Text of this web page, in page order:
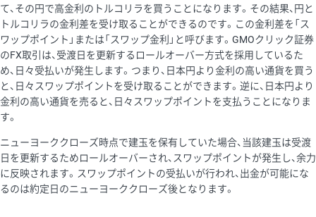
て、その円で高金利のトルコリラを買うことになります。その結果、円と
トルコリラの金利差を受け取ることができるのです。この金利差を「ス
ワップポイント」または「スワップ金利」と呼びます。GMOクリック証券
のFX取引は、受渡日を更新するロールオーバー方式を採用しているた
め、日々受払いが発生します。つまり、日本円より金利の高い通貨を買う
と、日々スワップポイントを受け取ることができます。逆に、日本円より
金利の高い通貨を売ると、日々スワップポイントを支払うことになりま
す。
ニューヨーククローズ時点で建玉を保有していた場合、当該建玉は受渡
日を更新するためロールオーバーされ、スワップポイントが発生し、余力
に反映されます。スワップポイントの受払いが行われ、出金が可能にな
るのは約定日のニューヨーククローズ後となります。